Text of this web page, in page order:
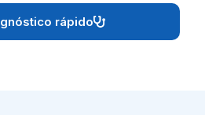
rápido